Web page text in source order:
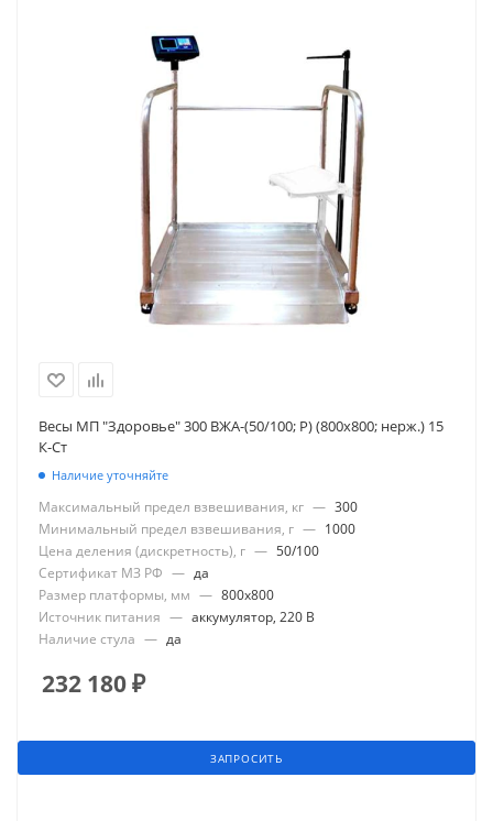
Весы МП "Здоровье" 300 ВЖА-(50/100; Р) (800х800; нерж.) 15
К-Ст
Наличие уточняйте
Максимальный предел взвешивания, кг — 300
Минимальный предел взвешивания, г — 1000
Цена деления (дискретность), г — 50/100
Сертификат МЗ РФ — да
Размер платформы, мм — 800x800
Источник питания — аккумулятор, 220 В
Наличие стула — да
232 180₽
ЗАПРОСИТЬ